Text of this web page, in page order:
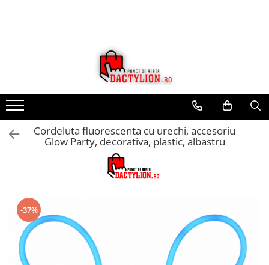
Cordeluta fluorescenta cu urechi, accesoriu
Glow Party, decorativa, plastic, albastru
-37%